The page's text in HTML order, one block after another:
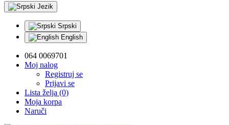
Jezik
Srpski
English
064 0069701
Moj nalog
Registruj se
Prijavi se
Lista želja (0)
Moja korpa
Naruči